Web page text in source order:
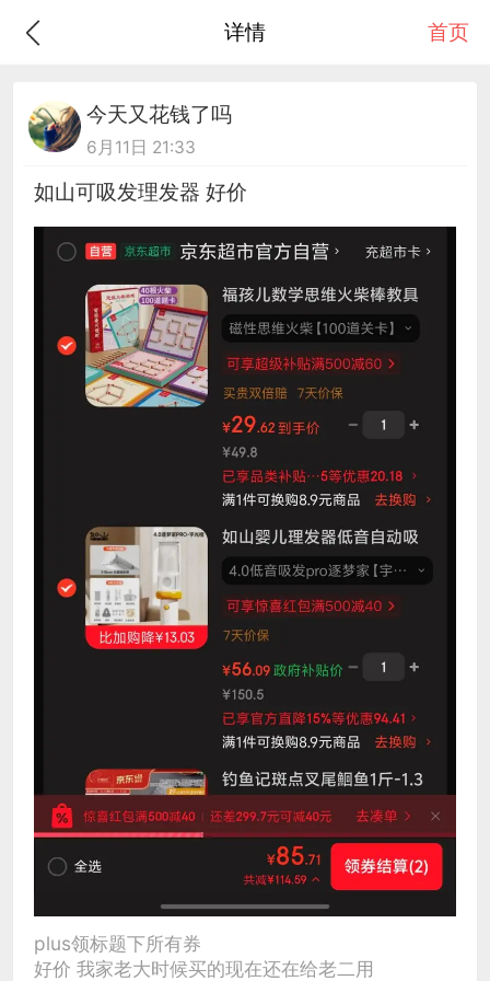
详情 首页
今天又花钱了吗
6月11日 21:33
如山可吸发理发器 好价
plus领标题下所有券
好价 我家老大时候买的现在还在给老二用